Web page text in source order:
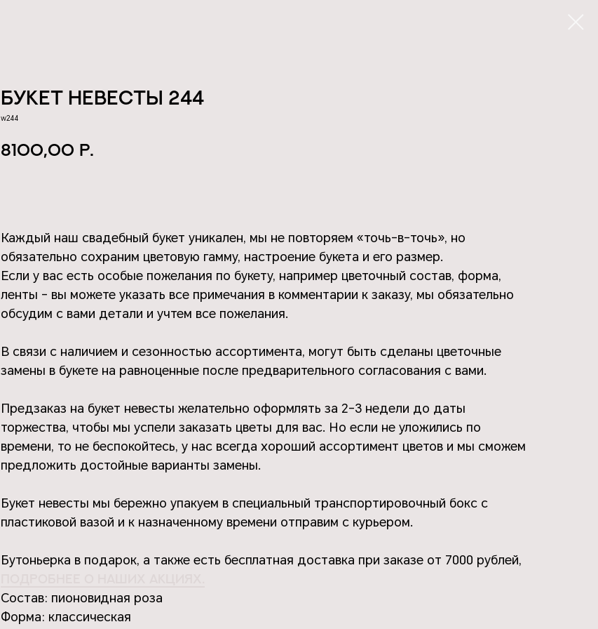
Букет невесты 244
w244
8100,00 р.
Каждый наш свадебный букет уникален, мы не повторяем «точь-в-точь», но
обязательно сохраним цветовую гамму, настроение букета и его размер.
Если у вас есть особые пожелания по букету, например цветочный состав, форма,
ленты - вы можете указать все примечания в комментарии к заказу, мы обязательно
обсудим с вами детали и учтем все пожелания.
В связи с наличием и сезонностью ассортимента, могут быть сделаны цветочные
замены в букете на равноценные после предварительного согласования с вами.
Предзаказ на букет невесты желательно оформлять за 2-3 недели до даты
торжества, чтобы мы успели заказать цветы для вас. Но если не уложились по
времени, то не беспокойтесь, у нас всегда хороший ассортимент цветов и мы сможем
предложить достойные варианты замены.
Букет невесты мы бережно упакуем в специальный транспортировочный бокс с
пластиковой вазой и к назначенному времени отправим с курьером.
Бутоньерка в подарок, а также есть бесплатная доставка при заказе от 7000 рублей,
Состав: пионовидная роза
Форма: классическая